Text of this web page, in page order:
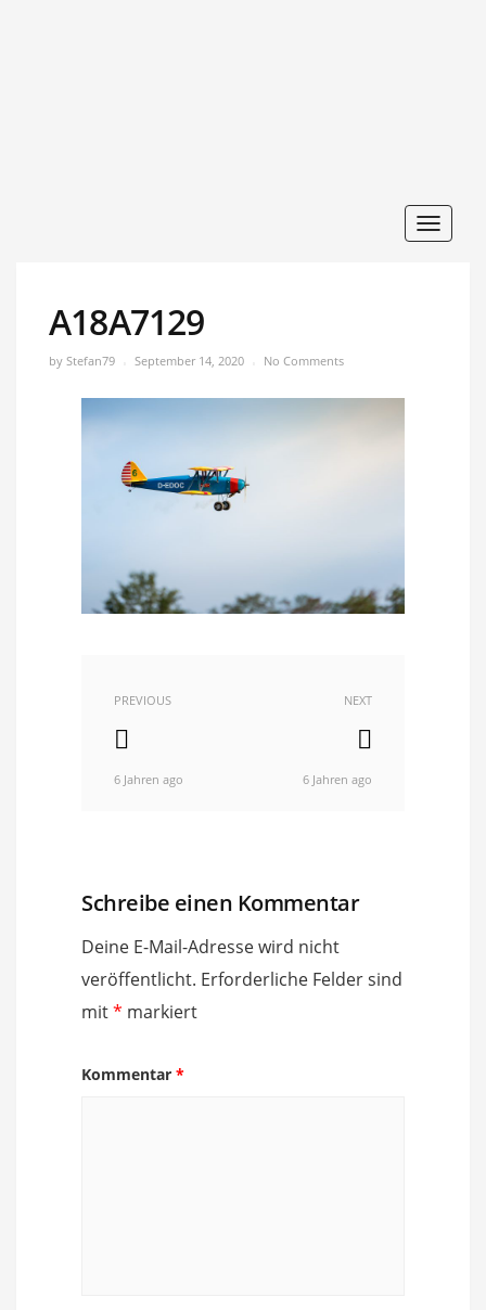
Toggle
A18A7129
by Stefan79 September 14, 2020 No Comments
PREVIOUS
6 Jahren ago
NEXT
6 Jahren ago
Schreibe einen Kommentar
Deine E-Mail-Adresse wird nicht
veröffentlicht. Erforderliche Felder sind
mit* markiert
Kommentar *